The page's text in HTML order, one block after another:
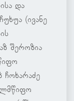
და
(ივანე
შეროზია
ჩოხარაძე